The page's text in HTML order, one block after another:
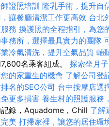
證照培訓 隆乳手術，提升自
，讓餐廳清潔工作更高效 台北
務 換護照的全程指引，為您
務所，選擇最具實力的團隊
冷氣清洗，提升空氣品質 輔
名乘客組成。 探索坐月
的家重生的機會 了解公司登
名的SEO公司 台中按摩店選
更多損害 養生村的照護服務
錄，Aquadome，Chill 了解
美 打掃家裡，讓您的居住環